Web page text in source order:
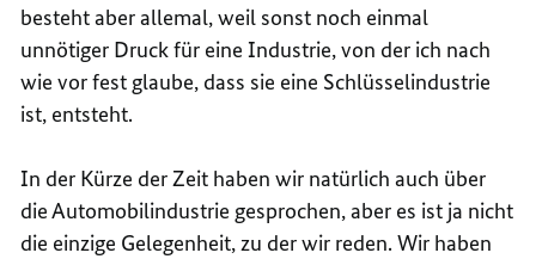
besteht aber allemal, weil sonst noch einmal
unnötiger Druck für eine Industrie, von der ich nach
wie vor fest glaube, dass sie eine Schlüsselindustrie
ist, entsteht.
In der Kürze der Zeit haben wir natürlich auch über
die Automobilindustrie gesprochen, aber es ist ja nicht
die einzige Gelegenheit, zu der wir reden. Wir haben